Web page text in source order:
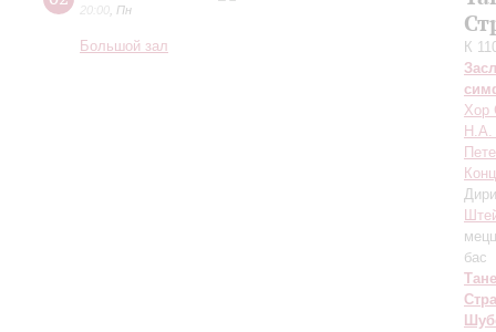
20:00 Пн
Большой зал
К
Хор
Н.А.
бас